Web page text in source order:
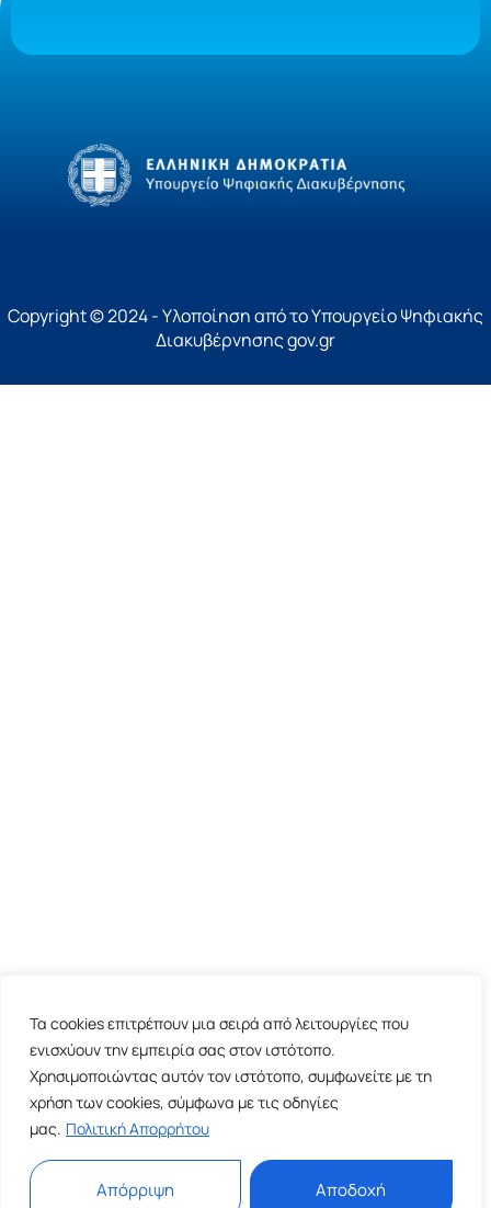
Τα cookies επιτρέπουν μια σειρά από λειτουργίες που
ενισχύουν την εμπειρία σας στον ιστότοπο.
Χρησιμοποιώντας αυτόν τον ιστότοπο, συμφωνείτε με τη
χρήση των cookies, σύμφωνα με τις οδηγίες
μας. Πολιτική Απορρήτου
Απόρριψη Αποδοχή
Copyright © 2024 - Υλοποίηση από το Υπουργείο Ψηφιακής
Διακυβέρνησης gov.gr